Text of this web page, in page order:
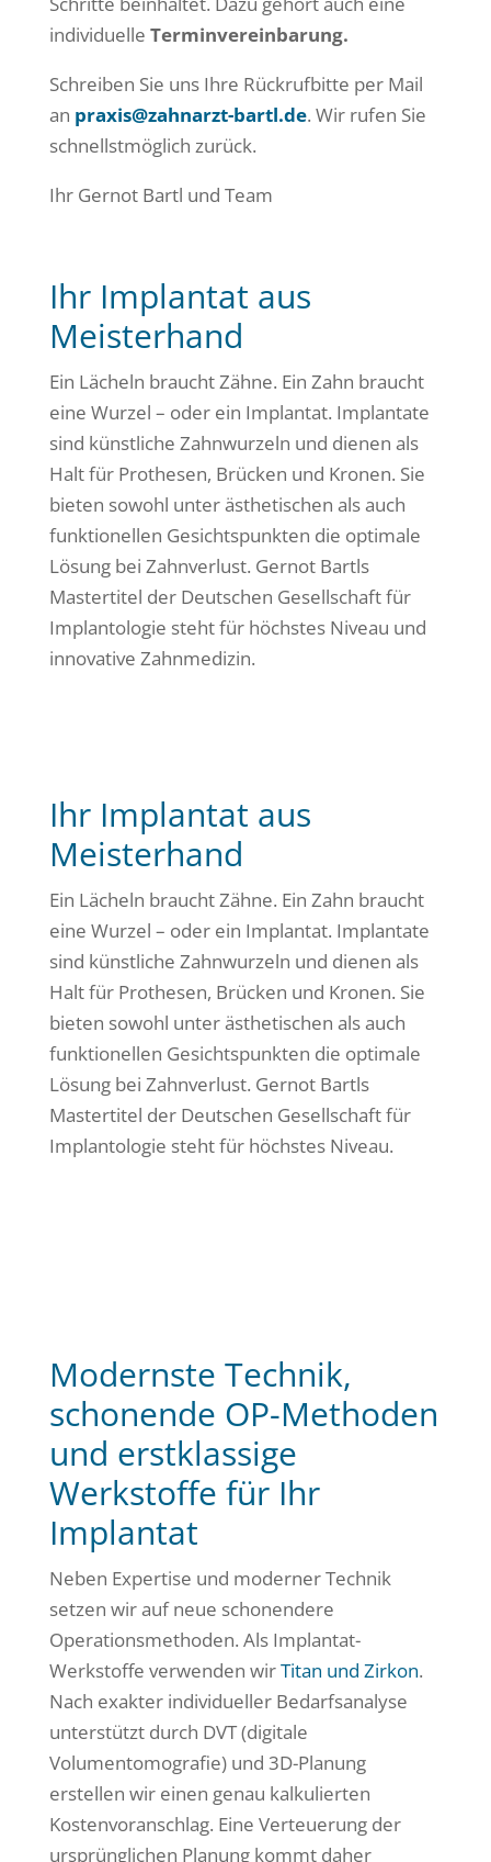
individuelle Terminvereinbarung.
Schreiben Sie uns Ihre Rückrufbitte per Mail
an praxis@zahnarzt-bartl.de. Wir rufen Sie
schnellstmöglich zurück.
Ihr Gernot Bartl und Team
Ihr Implantat aus
Meisterhand
Ein Lächeln braucht Zähne. Ein Zahn braucht
eine Wurzel – oder ein Implantat. Implantate
sind künstliche Zahnwurzeln und dienen als
Halt für Prothesen, Brücken und Kronen. Sie
bieten sowohl unter ästhetischen als auch
funktionellen Gesichtspunkten die optimale
Lösung bei Zahnverlust. Gernot Bartls
Mastertitel der Deutschen Gesellschaft für
Implantologie steht für höchstes Niveau und
innovative Zahnmedizin.
Ihr Implantat aus
Meisterhand
Ein Lächeln braucht Zähne. Ein Zahn braucht
eine Wurzel – oder ein Implantat. Implantate
sind künstliche Zahnwurzeln und dienen als
Halt für Prothesen, Brücken und Kronen. Sie
bieten sowohl unter ästhetischen als auch
funktionellen Gesichtspunkten die optimale
Lösung bei Zahnverlust. Gernot Bartls
Mastertitel der Deutschen Gesellschaft für
Implantologie steht für höchstes Niveau.
Modernste Technik,
schonende OP-Methoden
und erstklassige
Werkstoffe für Ihr
Implantat
Neben Expertise und moderner Technik
setzen wir auf neue schonendere
Operationsmethoden. Als Implantat-
Werkstoffe verwenden wirTitan und Zirkon.
Nach exakter individueller Bedarfsanalyse
unterstützt durch DVT (digitale
Volumentomografie) und 3D-Planung
erstellen wir einen genau kalkulierten
Kostenvoranschlag. Eine Verteuerung der
ursprünglichen Planung kommt daher